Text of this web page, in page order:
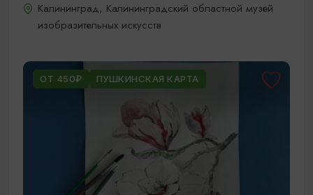
Калининград, Калининградский областной музей
изобразительных искусств
ОТ 450₽ ПУШКИНСКАЯ КАРТА